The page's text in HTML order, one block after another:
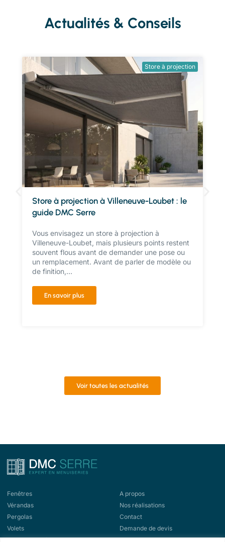
Actualités & Conseils
Store à projection
Store à projection à Villeneuve-Loubet : le
guide DMC Serre
Vous envisagez un store à projection à
Villeneuve-Loubet, mais plusieurs points restent
souvent flous avant de demander une pose ou
un remplacement. Avant de parler de modèle ou
de finition,...
En savoir plus
Voir toutes les actualités
Fenêtres
Vérandas
Pergolas
Volets
Portes d'entrée
A propos
Nos réalisations
Contact
Demande de devis
Demande de rappel